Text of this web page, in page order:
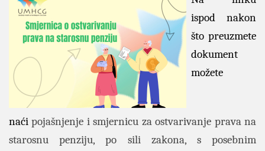
ispod nakon
što preuzmete
dokument
možete
naćipojašnjenje i smjernicu za ostvarivanje prava na
starosnu penziju, po sili zakona, s posebnim